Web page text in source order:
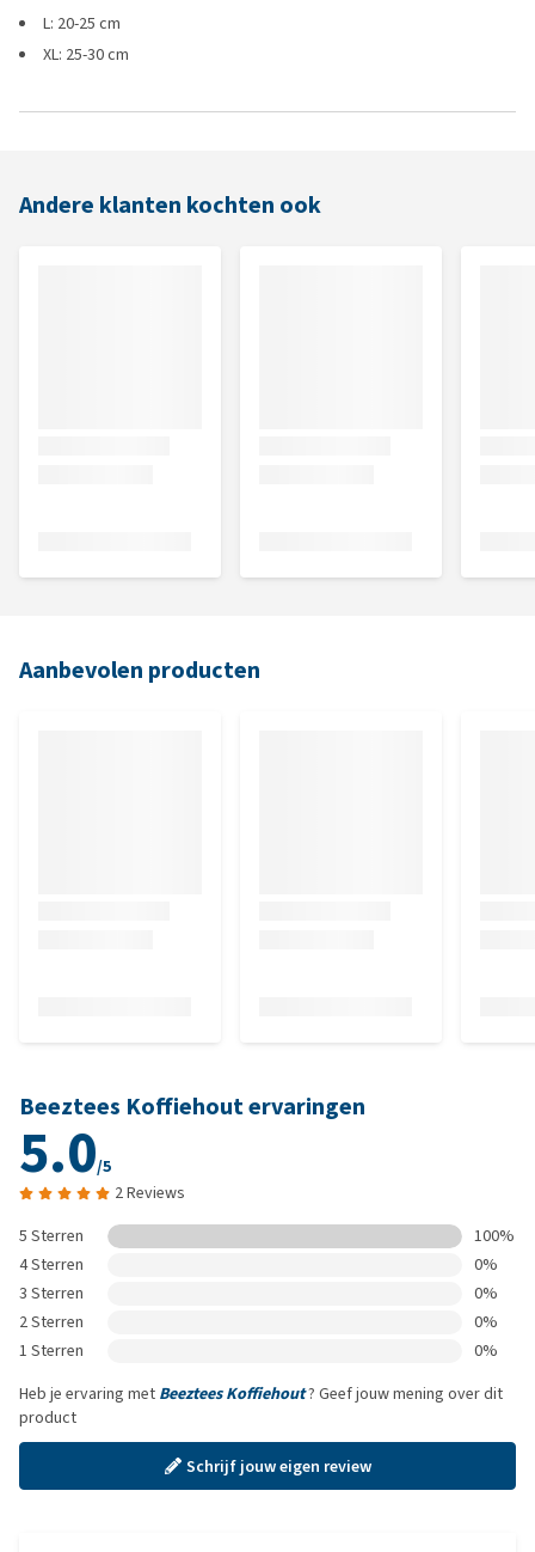
L: 20-25 cm
XL: 25-30 cm
Andere klanten kochten ook
Aanbevolen producten
Beeztees Koffiehout ervaringen
5.0/5
2 Reviews
5 Sterren
100%
4 Sterren
0%
3 Sterren
0%
2 Sterren
0%
1 Sterren
0%
Heb je ervaring met Beeztees Koffiehout? Geef jouw mening over dit
product
Schrijf jouw eigen review